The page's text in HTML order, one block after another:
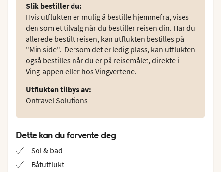
Slik bestiller du:
Hvis utflukten er mulig å bestille hjemmefra, vises
den som et tilvalg når du bestiller reisen din. Har du
allerede bestilt reisen, kan utflukten bestilles på
"Min side". Dersom det er ledig plass, kan utflukten
også bestilles når du er på reisemålet, direkte i
Ving-appen eller hos Vingvertene.
Utflukten tilbys av:
Ontravel Solutions
Dette kan du forvente deg
Sol & bad
Båtutflukt